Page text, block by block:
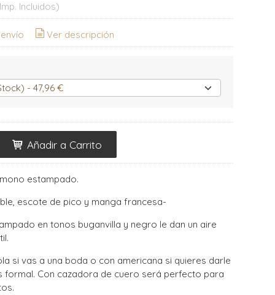
Incluidos)
Ver descripción
Añadir a Carrito
estampado.
escote de pico y manga francesa-
en tonos buganvilla y negro le dan un aire
si vas a una boda o con americana si quieres darle
formal. Con cazadora de cuero será perfecto para